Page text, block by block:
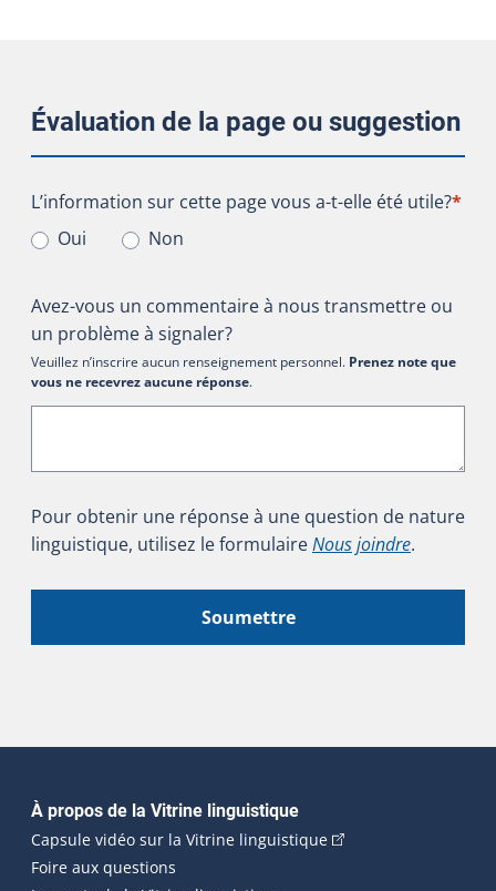
Évaluation de la page ou suggestion
L’information sur cette page vous a-t-elle été utile?
L’information sur cette page vous a-t-elle été utile?*
Oui
Non
Avez-vous un commentaire à nous transmettre ou
un problème à signaler?
Veuillez n’inscrire aucun renseignement personnel. Prenez note que
vous ne recevrez aucune réponse.
Pour obtenir une réponse à une question de nature
linguistique, utilisez le formulaireNous joindre.
Soumettre
Navigation principale
À propos de la Vitrine linguistique
Capsule vidéo sur la Vitrine linguistique(Cet hyperlien
Foire aux questions